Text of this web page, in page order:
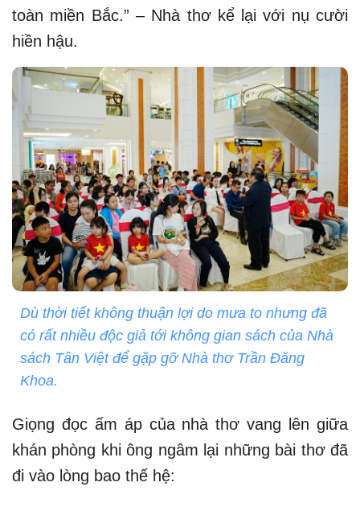
toàn miền Bắc.” – Nhà thơ kể lại với nụ cười
hiền hậu.
Dù thời tiết không thuận lợi do mưa to nhưng đã
có rất nhiều độc giả tới không gian sách của Nhà
sách Tân Việt để gặp gỡ Nhà thơ Trần Đăng
Khoa.
Giọng đọc ấm áp của nhà thơ vang lên giữa
khán phòng khi ông ngâm lại những bài thơ đã
đi vào lòng bao thế hệ: